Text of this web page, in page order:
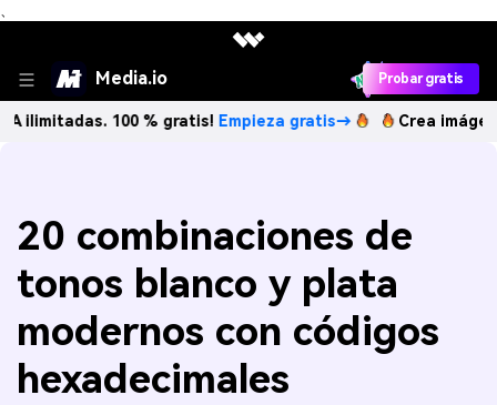
、
Media.io Probar gratis
100 % gratis!Empieza gratis→ Crea imágenes IA
20 combinaciones de
tonos blanco y plata
modernos con códigos
hexadecimales